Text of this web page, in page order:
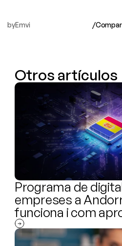
byEmvi /
Otros artículos
Programa de
empreses a
funciona i com